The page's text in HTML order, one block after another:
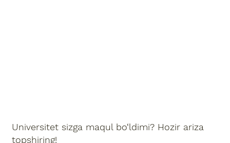
Universitet sizga maqul bo‘ldimi? Hozir ariza
topshiring!